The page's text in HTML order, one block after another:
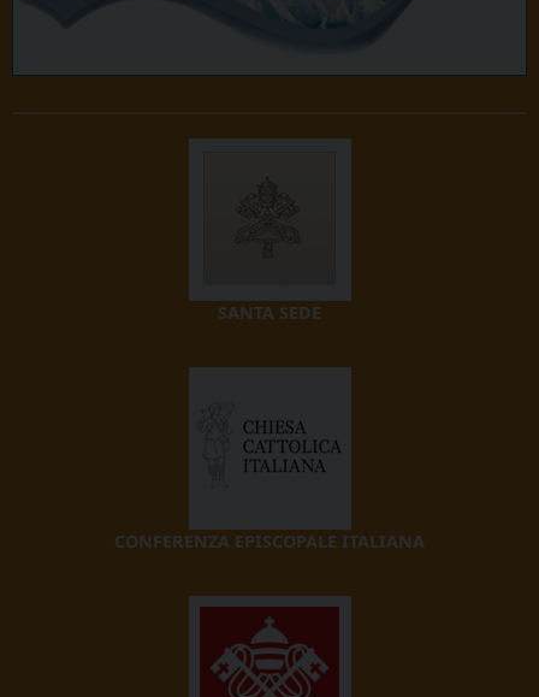
SANTA SEDE
CONFERENZA EPISCOPALE ITALIANA